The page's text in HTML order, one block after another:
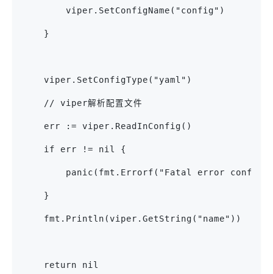
        viper.SetConfigName("config")
    }
    viper.SetConfigType("yaml")
    // viper解析配置文件
    err := viper.ReadInConfig()
    if err != nil {
panic(fmt.Errorf("Fatal error config
    }
    fmt.Println(viper.GetString("name"))
    return nil